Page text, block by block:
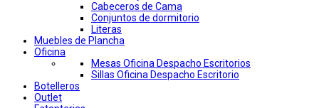
Cabeceros de Cama
Conjuntos de dormitorio
Literas
Muebles de Plancha
Oficina
Mesas Oficina Despacho Escritorios
Sillas Oficina Despacho Escritorio
Botelleros
Outlet